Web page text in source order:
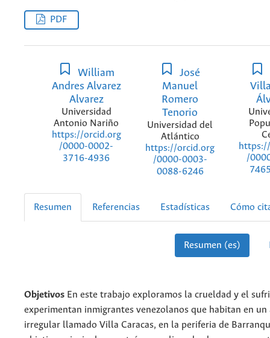
PDF
William
Andres Alvarez
Alvarez
Universidad
Antonio Nariño
https://orcid.org
/0000-0002-
3716-4936
José
Manuel
Romero
Tenorio
Universidad del
Atlántico
https://orcid.org
/0000-0003-
0088-6246
/
Resumen Referencias Estadísticas Cómo
Resumen (es)
Objetivos En este trabajo exploramos la crueldad y el
experimentan inmigrantes venezolanos que habitan en
irregular llamado Villa Caracas, en la periferia de